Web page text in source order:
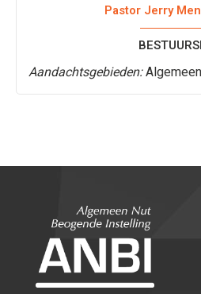
Pastor Jerry
Aandachtsgebieden: